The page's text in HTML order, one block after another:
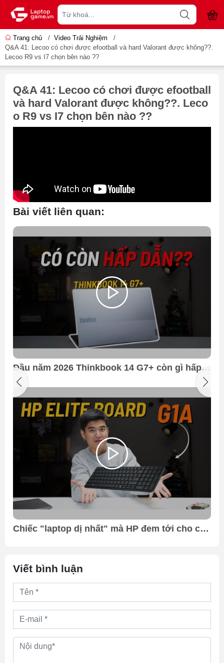
Trang chủ / Video Trải Nghiệm
/
Q&A 41: Lecoo có chơi được efootball và hard Valorant được không??.
Lecoo R9 vs I7 chọn bên nào ??
Q&A 41: Lecoo có chơi được efootball
và hard Valorant được không??. Leco
o R9 vs I7 chọn bên nào ??
Bài viết liên quan:
Đầu năm 2026 Thinkbook 14 G7+ còn gì hấp
dẫn ????
Chiếc "laptop dị nhất" mà HP đem tới cho các
Viết bình luận